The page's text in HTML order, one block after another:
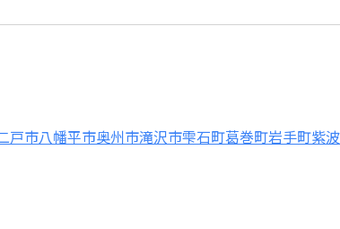
戸市八幡平市奥州市滝沢市雫石町葛巻町岩手町紫